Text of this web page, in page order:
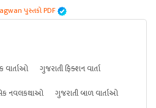
પુસ્તકો PDF
વાર્તાઓ
ગુજરાતી ફિક્શન વાર્તા
નવલકથાઓ
ગુજરાતી બાળ વાર્તાઓ